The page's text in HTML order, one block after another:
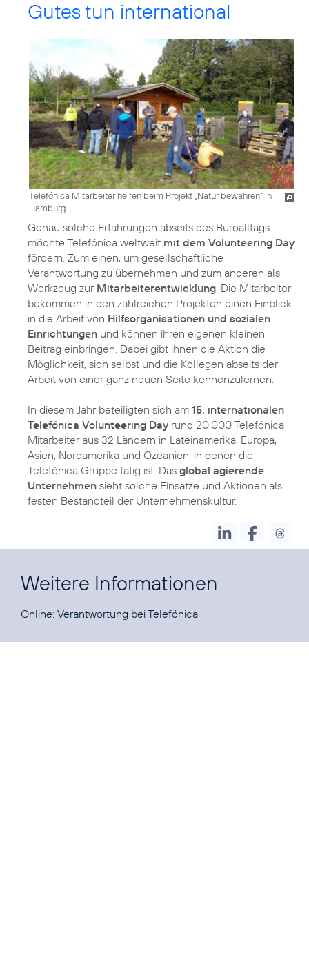
Gutes tun international
Telefónica Mitarbeiter helfen beim Projekt „Natur bewahren“ in
Hamburg.
Genau solche Erfahrungen abseits des Büroalltags
möchte Telefónica weltweit mit dem Volunteering Day
fördern. Zum einen, um gesellschaftliche
Verantwortung zu übernehmen und zum anderen als
Werkzeug zur Mitarbeiterentwicklung . Die Mitarbeiter
bekommen in den zahlreichen Projekten einen Einblick
in die Arbeit von Hilfsorganisationen und sozialen
Einrichtungen und können ihren eigenen kleinen
Beitrag einbringen. Dabei gibt ihnen die Aktion die
Möglichkeit, sich selbst und die Kollegen abseits der
Arbeit von einer ganz neuen Seite kennenzulernen.
In diesem Jahr beteiligten sich am 15. internationalen
Telefónica Volunteering Day rund 20.000 Telefónica
Mitarbeiter aus 32 Ländern in Lateinamerika, Europa,
Asien, Nordamerika und Ozeanien, in denen die
Telefónica Gruppe tätig ist. Das global agierende
Unternehmen sieht solche Einsätze und Aktionen als
festen Bestandteil der Unternehmenskultur.
Weitere Informationen
Online: Verantwortung bei Telefónica